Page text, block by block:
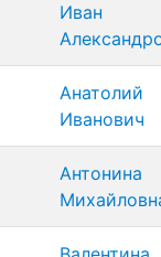
Иван
Анатолий
Иванович
Антонина